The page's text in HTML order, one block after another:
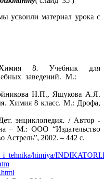
усвоили материал урока с
8. Учебник для
учебных заведений. М.:
Н.П., Яшукова А.Я.
Химия 8 класс. М.: Дрофа,
энциклопедия. / Автор -
– М.: ООО “Издательство
2002. – 442 с.
himiya/